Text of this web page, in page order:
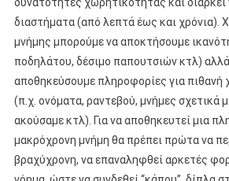
διαστήματα (από λεπτά έως και χρόνια).
μνήμης μπορούμε να αποκτήσουμε
ποδηλάτου, δέσιμο παπουτσιών κτλ)
αποθηκεύσουμε πληροφορίες για πιθανή
(π.χ. ονόματα, ραντεβού, μνήμες σχετικά
ακούσαμε κτλ). Για να αποθηκευτεί μια
μακρόχρονη μνήμη θα πρέπει πρώτα να
βραχύχρονη, να επαναληφθεί αρκετές